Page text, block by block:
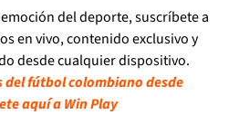
del deporte, suscríbete a
en vivo, contenido exclusivo y
desde cualquier dispositivo.
del fútbol colombiano desde
aquí a Win Play